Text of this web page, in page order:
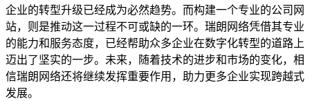
企业的转型升级已经成为必然趋势。而构建一个专业的公司网
站，则是推动这一过程不可或缺的一环。瑞朗网络凭借其专业
的能力和服务态度，已经帮助众多企业在数字化转型的道路上
迈出了坚实的一步。未来，随着技术的进步和市场的变化，相
信瑞朗网络还将继续发挥重要作用，助力更多企业实现跨越式
发展。